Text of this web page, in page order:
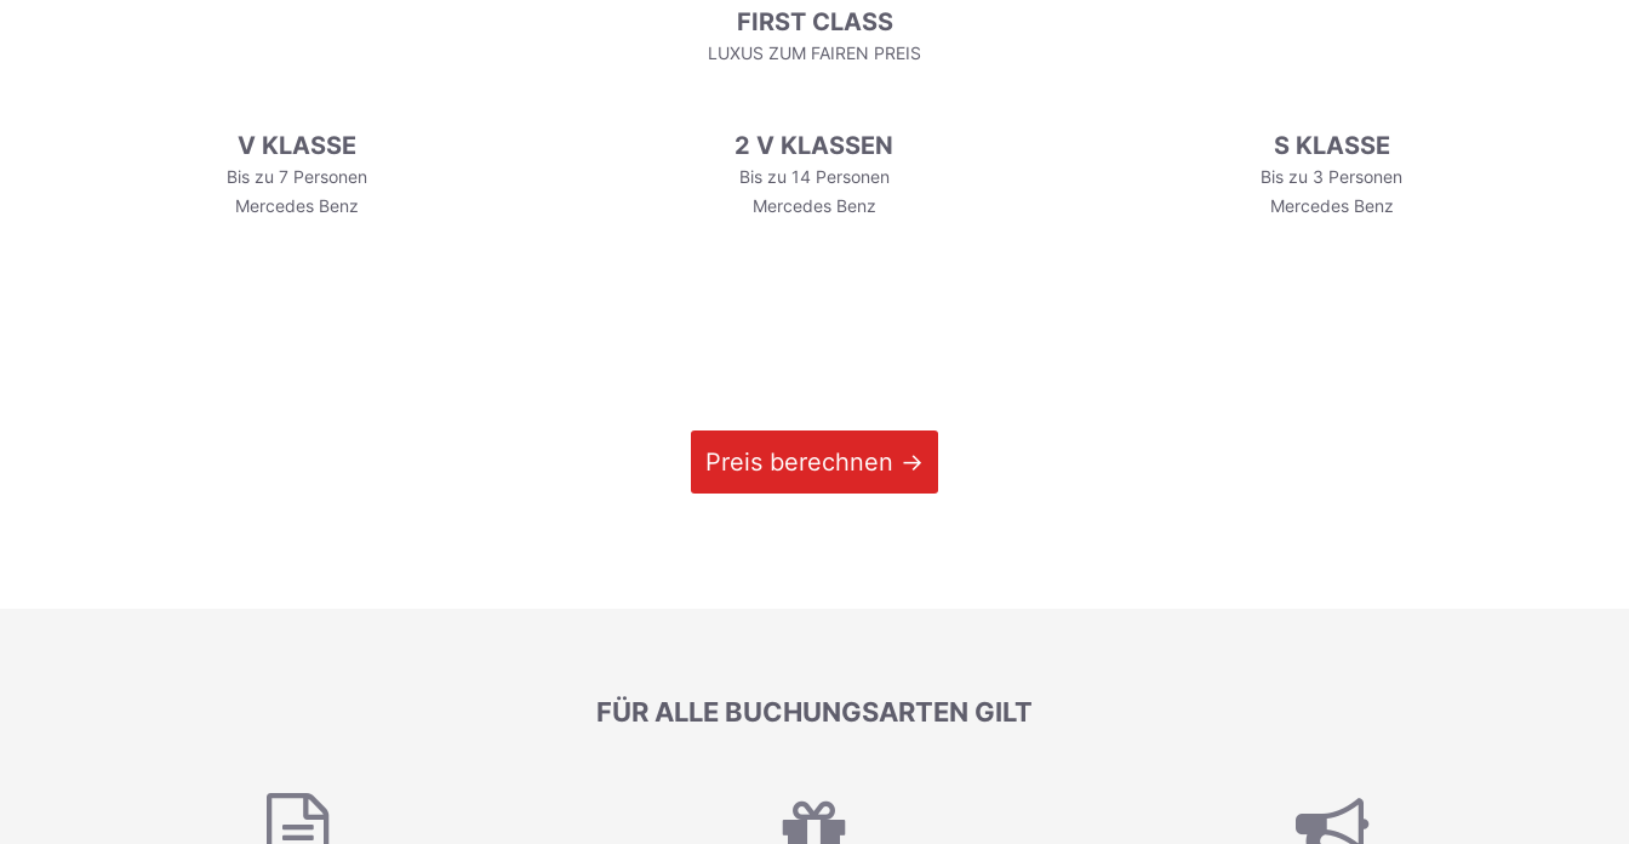
FIRST CLASS
LUXUS ZUM FAIREN PREIS
V KLASSE
Bis zu 7 Personen
Mercedes Benz
2 V KLASSEN
Bis zu 14 Personen
Mercedes Benz
S KLASSE
Bis zu 3 Personen
Mercedes Benz
Preis berechnen →
FÜR ALLE BUCHUNGSARTEN GILT